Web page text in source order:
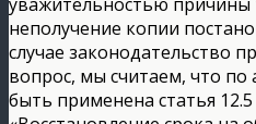
неполучение копии
случае законодательство
вопрос, мы считаем, что по
быть применена статья